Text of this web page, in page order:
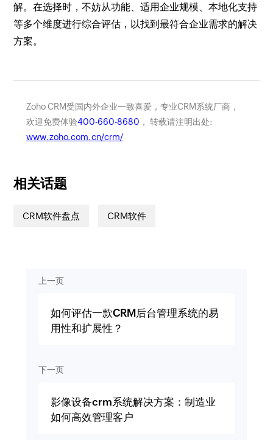
解。在选择时，不妨从功能、适用企业规模、本地化支持
等多个维度进行综合评估，以找到最符合企业需求的解决
方案。
Zoho CRM受国内外企业一致喜爱，专业CRM系统厂商，
欢迎免费体验400-660-8680 ， 转载请注明出处:
www.zoho.com.cn/crm/
相关话题
CRM软件盘点 CRM软件
上一页
如何评估一款CRM后台管理系统的易
用性和扩展性？
下一页
影像设备crm系统解决方案：制造业
如何高效管理客户